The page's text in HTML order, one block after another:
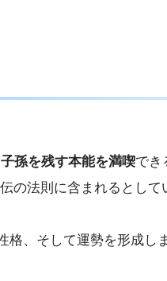
孫を残す本能を満喫でき
法則に含まれるとして
、そして運勢を形成しま